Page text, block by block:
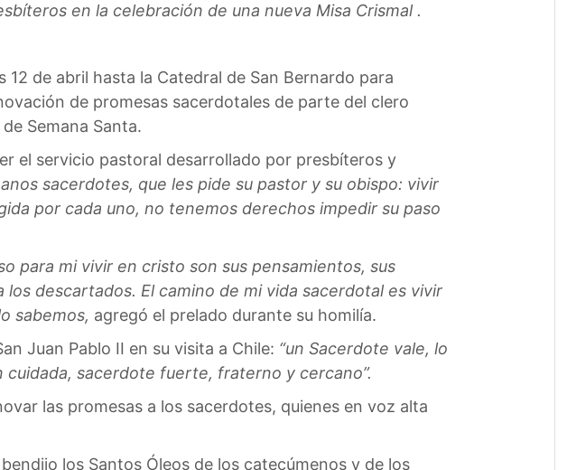
en la celebración de una nueva Misa Crismal .
de abril hasta la Catedral de San Bernardo para
de promesas sacerdotales de parte del clero
Semana Santa.
el servicio pastoral desarrollado por presbíteros y
sacerdotes, que les pide su pastor y su obispo: vivir
por cada uno, no tenemos derechos impedir su paso
para mi vivir en cristo son sus pensamientos, sus
descartados. El camino de mi vida sacerdotal es vivir
sabemos, agregó el prelado durante su homilía.
Juan Pablo II en su visita a Chile: “un Sacerdote vale, lo
sacerdote fuerte, fraterno y cercano”.
las promesas a los sacerdotes, quienes en voz alta
los Santos Óleos de los catecúmenos y de los